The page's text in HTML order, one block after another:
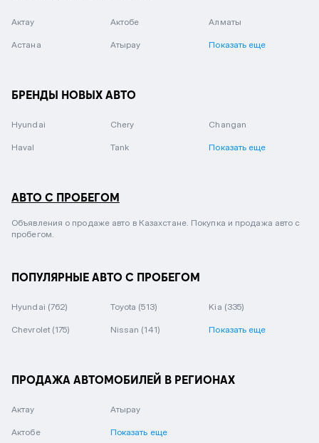
Актау Актобе Алматы
Астана Атырау Показать еще
БРЕНДЫ НОВЫХ АВТО
Hyundai Chery Changan
Haval Tank Показать еще
АВТО С ПРОБЕГОМ
Объявления о продаже авто в Казахстане. Покупка и продажа авто с
пробегом.
ПОПУЛЯРНЫЕ АВТО С ПРОБЕГОМ
Hyundai (762) Toyota (513) Kia (335)
Chevrolet (175) Nissan (141) Показать еще
ПРОДАЖА АВТОМОБИЛЕЙ В РЕГИОНАХ
Актау
Актобе
Атырау
Показать еще